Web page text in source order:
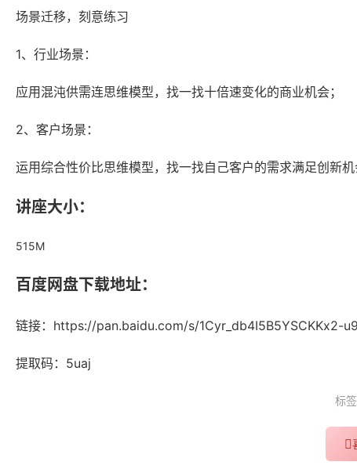
场景迁移，刻意练习
1、行业场景：
应用混沌供需连思维模型，找一找十倍速变化的商业机会；
2、客户场景：
运用综合性价比思维模型，找一找自己客户的需求满足创新
讲座大小：
515M
百度网盘下载地址：
链接：https://pan.baidu.com/s/1Cyr_db4I5B5YSCKKx2-
提取码：5uaj
标签